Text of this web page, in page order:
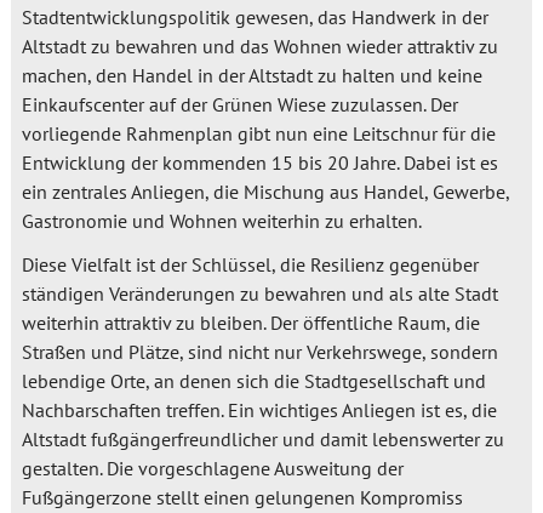
Stadtentwicklungspolitik gewesen, das Handwerk in der
Altstadt zu bewahren und das Wohnen wieder attraktiv zu
machen, den Handel in der Altstadt zu halten und keine
Einkaufscenter auf der Grünen Wiese zuzulassen. Der
vorliegende Rahmenplan gibt nun eine Leitschnur für die
Entwicklung der kommenden 15 bis 20 Jahre. Dabei ist es
ein zentrales Anliegen, die Mischung aus Handel, Gewerbe,
Gastronomie und Wohnen weiterhin zu erhalten.
Diese Vielfalt ist der Schlüssel, die Resilienz gegenüber
ständigen Veränderungen zu bewahren und als alte Stadt
weiterhin attraktiv zu bleiben. Der öffentliche Raum, die
Straßen und Plätze, sind nicht nur Verkehrswege, sondern
lebendige Orte, an denen sich die Stadtgesellschaft und
Nachbarschaften treffen. Ein wichtiges Anliegen ist es, die
Altstadt fußgängerfreundlicher und damit lebenswerter zu
gestalten. Die vorgeschlagene Ausweitung der
Fußgängerzone stellt einen gelungenen Kompromiss